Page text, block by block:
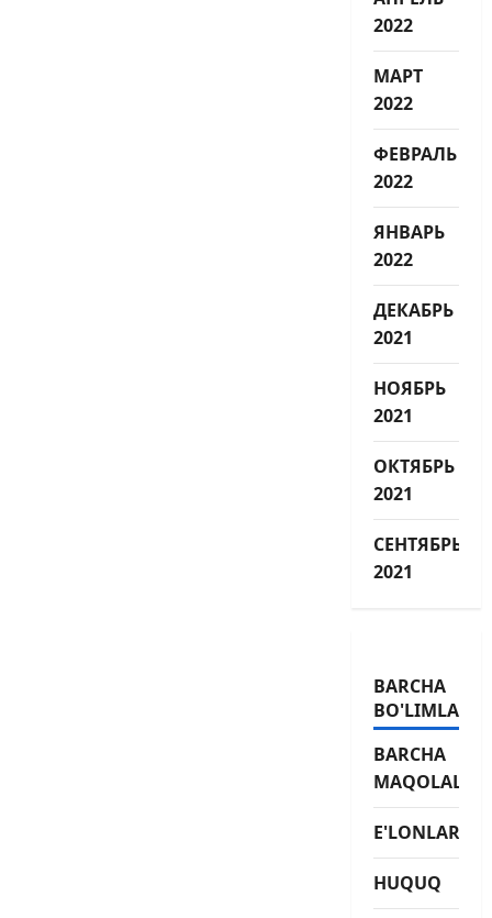
2022
МАРТ
2022
ФЕВРАЛЬ
2022
ЯНВАРЬ
2022
ДЕКАБРЬ
2021
НОЯБРЬ
2021
ОКТЯБРЬ
2021
СЕНТЯБРЬ
2021
BARCHA
BO'LIMLAR
BARCHA
MAQOLALAR
E'LONLAR
HUQUQ